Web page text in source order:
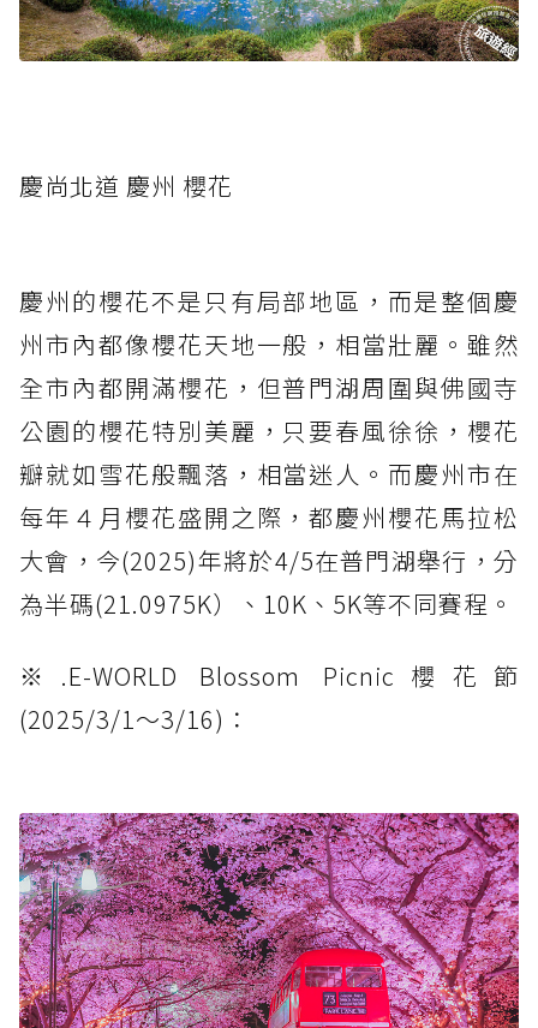
慶尚北道 慶州 櫻花
慶州的櫻花不是只有局部地區，而是整個慶
州市內都像櫻花天地一般，相當壯麗。雖然
全市內都開滿櫻花，但普門湖周圍與佛國寺
公園的櫻花特別美麗，只要春風徐徐，櫻花
瓣就如雪花般飄落，相當迷人。而慶州市在
每年４月櫻花盛開之際，都慶州櫻花馬拉松
大會，今(2025)年將於4/5在普門湖舉行，分
為半碼(21.0975K）、10K、5K等不同賽程。
※.E-WORLD Blossom Picnic櫻花節
(2025/3/1～3/16)：